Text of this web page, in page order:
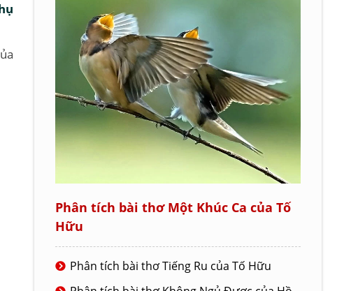
Phân tích bài thơ Một Khúc Ca của Tố
Hữu
Phân tích bài thơ Tiếng Ru của Tố Hữu